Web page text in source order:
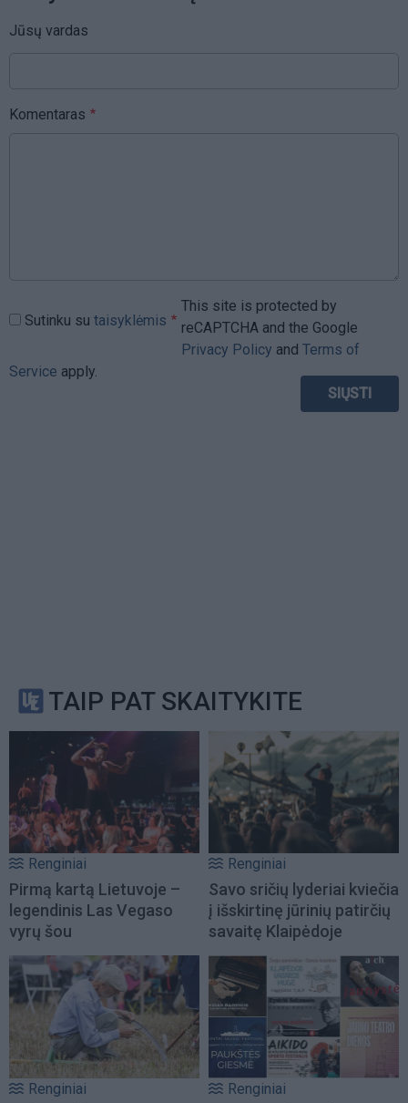
Jūsų vardas
Komentaras
Sutinku su taisyklėmis
This site is protected by
reCAPTCHA and the Google
Privacy Policy and Terms of
Service apply.
TAIP PAT SKAITYKITE
Renginiai
Pirmą kartą Lietuvoje –
legendinis Las Vegaso
vyrų šou
Renginiai
Savo sričių lyderiai kviečia
į išskirtinę jūrinių patirčių
savaitę Klaipėdoje
Renginiai Renginiai